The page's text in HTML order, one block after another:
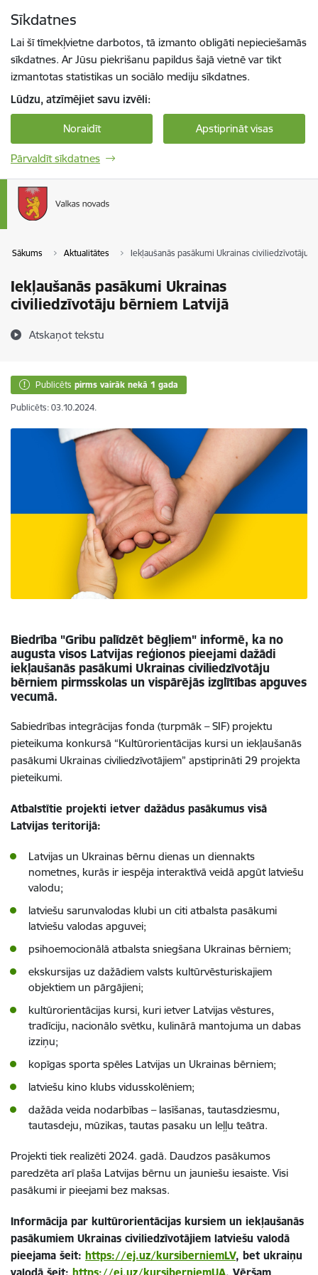
Sīkdatnes
Lai šī tīmekļvietne darbotos, tā izmanto obligāti nepieciešamās
sīkdatnes. Ar Jūsu piekrišanu papildus šajā vietnē var tikt
izmantotas statistikas un sociālo mediju sīkdatnes.
Lūdzu, atzīmējiet savu izvēli:
Noraidīt Apstiprināt visas
Pārvaldīt sīkdatnes
Sākums Aktualitātes Iekļaušanās pasākumi Ukrainas civiliedzīvotāju
Iekļaušanās pasākumi Ukrainas
civiliedzīvotāju bērniem Latvijā
Atskaņot tekstu
Publicēts pirms vairāk nekā 1 gada
Publicēts: 03.10.2024.
Biedrība "Gribu palīdzēt bēgļiem" informē, ka no
augusta visos Latvijas reģionos pieejami dažādi
iekļaušanās pasākumi Ukrainas civiliedzīvotāju
bērniem pirmsskolas un vispārējās izglītības apguves
vecumā.
Sabiedrības integrācijas fonda (turpmāk – SIF) projektu
pieteikuma konkursā “Kultūrorientācijas kursi un iekļaušanās
pasākumi Ukrainas civiliedzīvotājiem” apstiprināti 29 projekta
pieteikumi.
Atbalstītie projekti ietver dažādus pasākumus visā
Latvijas teritorijā:
Latvijas un Ukrainas bērnu dienas un diennakts
nometnes, kurās ir iespēja interaktīvā veidā apgūt latviešu
valodu;
latviešu sarunvalodas klubi un citi atbalsta pasākumi
latviešu valodas apguvei;
psihoemocionālā atbalsta sniegšana Ukrainas bērniem;
ekskursijas uz dažādiem valsts kultūrvēsturiskajiem
objektiem un pārgājieni;
kultūrorientācijas kursi, kuri ietver Latvijas vēstures,
tradīciju, nacionālo svētku, kulinārā mantojuma un dabas
izziņu;
kopīgas sporta spēles Latvijas un Ukrainas bērniem;
latviešu kino klubs vidusskolēniem;
dažāda veida nodarbības – lasīšanas, tautasdziesmu,
tautasdeju, mūzikas, tautas pasaku un leļļu teātra.
Projekti tiek realizēti 2024. gadā. Daudzos pasākumos
paredzēta arī plaša Latvijas bērnu un jauniešu iesaiste. Visi
pasākumi ir pieejami bez maksas.
Informācija par kultūrorientācijas kursiem un iekļaušanās
pasākumiem Ukrainas civiliedzīvotājiem latviešu valodā
pieejama šeit: https://ej.uz/kursiberniemLV, bet ukraiņu
valodā šeit: https://ej.uz/kursiberniemUA. Vēršam